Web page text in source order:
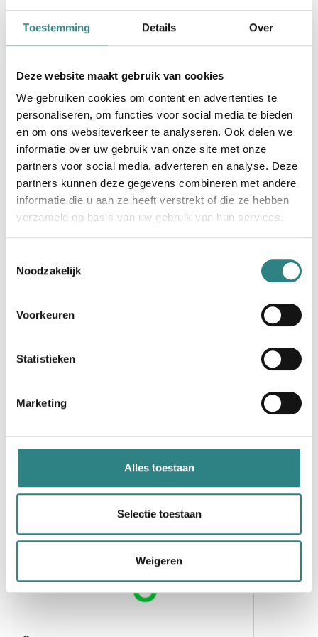
Toestemming Details Over
Deze website maakt gebruik van cookies
We gebruiken cookies om content en advertenties te
personaliseren, om functies voor social media te bieden
en om ons websiteverkeer te analyseren. Ook delen we
informatie over uw gebruik van onze site met onze
partners voor social media, adverteren en analyse. Deze
partners kunnen deze gegevens combineren met andere
informatie die u aan ze heeft verstrekt of die ze hebben
verzameld op basis van uw gebruik van hun services.
Noodzakelijk
Voorkeuren
Statistieken
Marketing
Alles toestaan
Selectie toestaan
Weigeren
Visma Yuki
Slimme boekhouding voor accountants en MKB-
in real time. Implement your accounting.